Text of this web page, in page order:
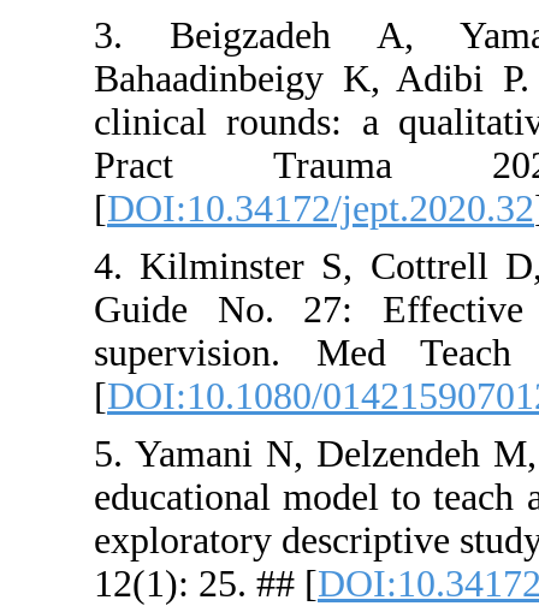
3.
clinical
Pract
[
4.
Guide
[
5. Yamani
exploratory
12(1): 25.